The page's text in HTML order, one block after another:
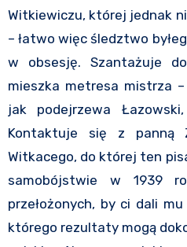
Witkiewiczu, której jednak
– łatwo więc śledztwo
w obsesję. Szantażuje
mieszka metresa mistrza –
jak podejrzewa
Kontaktuje się z panną
Witkacego, do której ten
samobójstwie w 1939
przełożonych, by ci dali
którego rezultaty mogą